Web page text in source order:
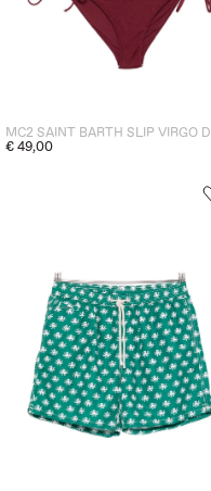
€ 49,00